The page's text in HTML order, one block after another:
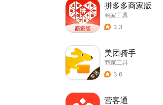
拼多多商家版
商家工具
3.3
美团骑手
商家工具
3.6
营客通